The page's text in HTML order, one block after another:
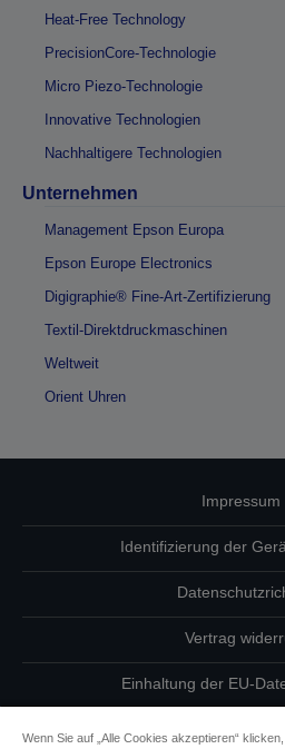
Heat-Free Technology
PrecisionCore-Technologie
Micro Piezo-Technologie
Innovative Technologien
Nachhaltigere Technologien
Unternehmen
Management Epson Europa
Epson Europe Electronics
Digigraphie® Fine-Art-Zertifizierung
Textil-Direktdruckmaschinen
Weltweit
Orient Uhren
Impressum
Identifizierung der
Vertrag
Einhaltung der EU-
Wenn Sie auf „Alle Cookies akzeptieren“